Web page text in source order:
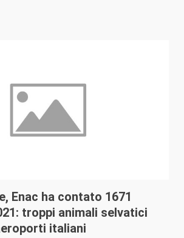
Enac ha contato 1671
troppi animali selvatici
italiani